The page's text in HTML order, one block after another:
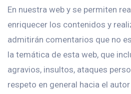
En nuestra web y se permiten
enriquecer los contenidos y
admitirán comentarios que no
la temática de esta web, que
agravios, insultos, ataques
respeto en general hacia el